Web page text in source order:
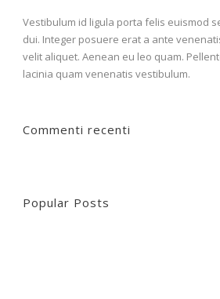
Vestibulum id ligula porta felis euismod
dui. Integer posuere erat a ante
velit aliquet. Aenean eu leo quam.
lacinia quam venenatis vestibulum.
Commenti recenti
Popular Posts